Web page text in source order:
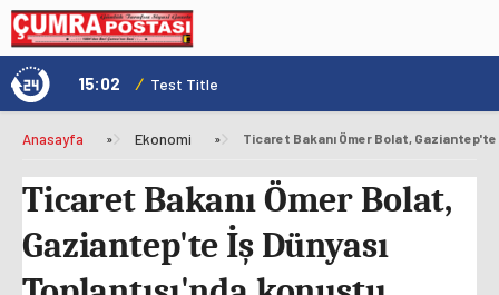
15:02 / Test Title
Anasayfa » Ekonomi »
Ticaret Bakanı Ömer Bolat,
Gaziantep'te İş Dünyası